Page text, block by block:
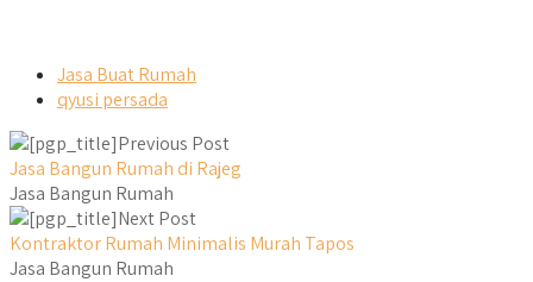
Jasa Buat Rumah
qyusi persada
Previous Post
Jasa Bangun Rumah di Rajeg
Jasa Bangun Rumah
Next Post
Kontraktor Rumah Minimalis Murah Tapos
Jasa Bangun Rumah